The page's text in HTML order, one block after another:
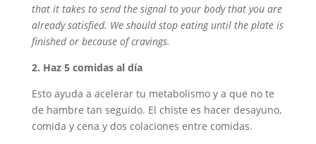
that it takes to send the signal to your body that you are
already satisfied. We should stop eating until the plate is
finished or because of cravings.
2. Haz 5 comidas al día
Esto ayuda a acelerar tu metabolismo y a que no te
de hambre tan seguido. El chiste es hacer desayuno,
comida y cena y dos colaciones entre comidas.